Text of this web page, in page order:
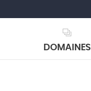
DOMAINES